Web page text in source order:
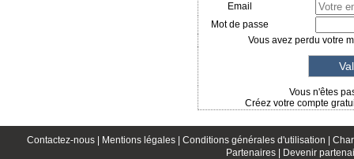
Email
Mot de passe
Vous avez perdu votre
Vous n'êtes
Créez votre compte
Contactez-nous | Mentions légales | Conditions générales d'utilisation |
Partenaires |
Devenir